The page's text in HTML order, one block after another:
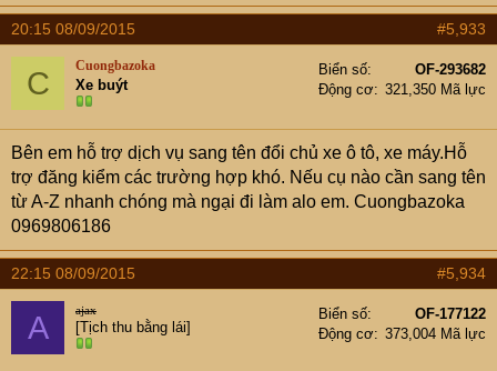
20:15 08/09/2015 #5,933
C Cuongbazoka
Xe buýt
Biển số
OF-293682
Động cơ
321,350 Mã lực
Bên em hỗ trợ dịch vụ sang tên đổi chủ xe ô tô, xe máy.Hỗ
trợ đăng kiểm các trường hợp khó. Nếu cụ nào cần sang tên
từ A-Z nhanh chóng mà ngại đi làm alo em. Cuongbazoka
0969806186
22:15 08/09/2015 #5,934
A ajax
[Tịch thu bằng lái]
Biển số
OF-177122
Động cơ
373,004 Mã lực